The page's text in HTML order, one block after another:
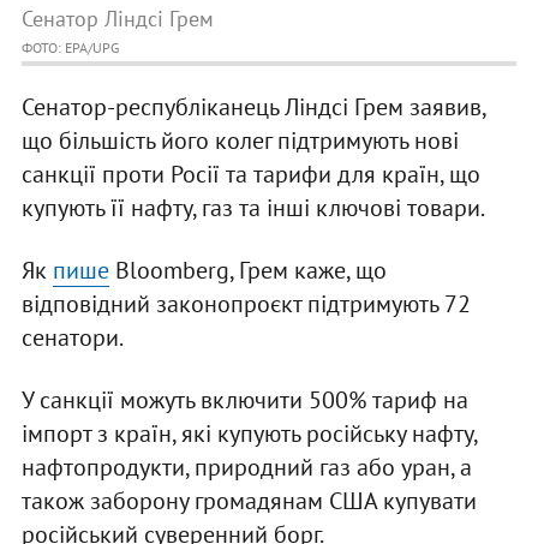
Сенатор Ліндсі Грем
ФОТО: EPA/UPG
Сенатор-республіканець Ліндсі Грем заявив,
що більшість його колег підтримують нові
санкції проти Росії та тарифи для країн, що
купують її нафту, газ та інші ключові товари.
Як пишеBloomberg, Грем каже, що
відповідний законопроєкт підтримують 72
сенатори.
У санкції можуть включити 500% тариф на
імпорт з країн, які купують російську нафту,
нафтопродукти, природний газ або уран, а
також заборону громадянам США купувати
російський суверенний борг.